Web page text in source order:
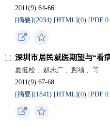
2011(9):64-66.
[摘要](2034) [HTML](0) [PDF
深圳市居民就医期望与“看
夏挺松 , 赵志广 , 彭绩 ,
等
2011(9):67-68.
[摘要](1841) [HTML](0) [PDF